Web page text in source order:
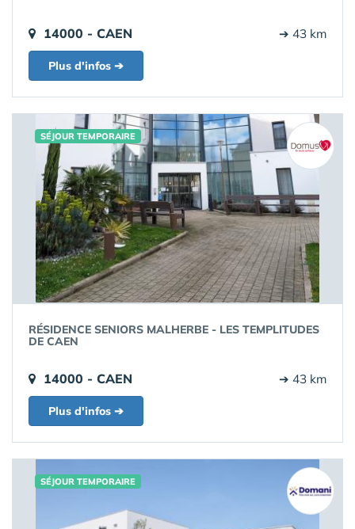
14000 - CAEN ➔ 43 km
Plus d'infos ➔
SÉJOUR TEMPORAIRE
RÉSIDENCE SENIORS MALHERBE - LES TEMPLITUDES
DE CAEN
14000 - CAEN ➔ 43 km
Plus d'infos ➔
SÉJOUR TEMPORAIRE